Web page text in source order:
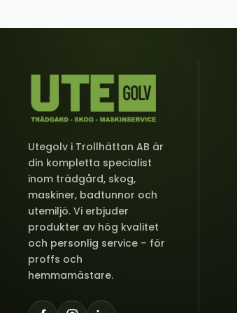
Utegolv i Trollhättan AB är
din kompletta specialist
inom trädgård, skog,
maskiner, badtunnor och
utemiljö. Vi erbjuder
produkter av hög kvalitet
och personlig service – för
proffs och
hemmamästare.